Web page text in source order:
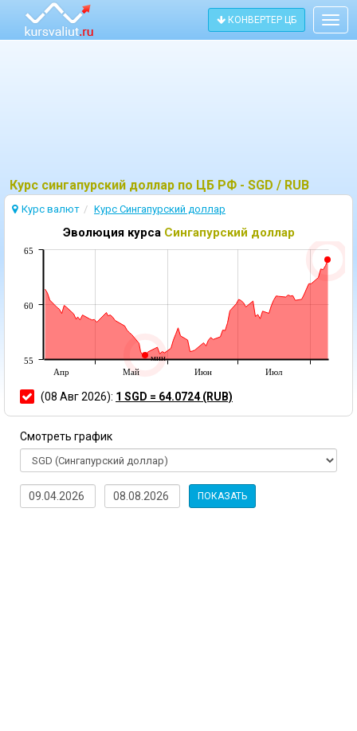
КОНВЕРТЕР ЦБ
Курс сингапурский доллар по ЦБ РФ - SGD / RUB
Курс валют Kурс Сингапурский доллар
Эволюция курса Сингапурский доллар
мин
Апр
Май Июн Июл
55
60
65
(08 Авг 2026): 1 SGD = 64.0724 (RUB)
Смотреть график
ПОКАЗАТЬ